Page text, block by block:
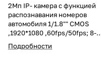
2Mп IP- камера с функцией
распознавания номеров
автомобиля 1/1.8"" CMOS
,1920*1080 ,60fps/50fps; 8-
32мм моторизованный
объектив; Поддержка
Подробности